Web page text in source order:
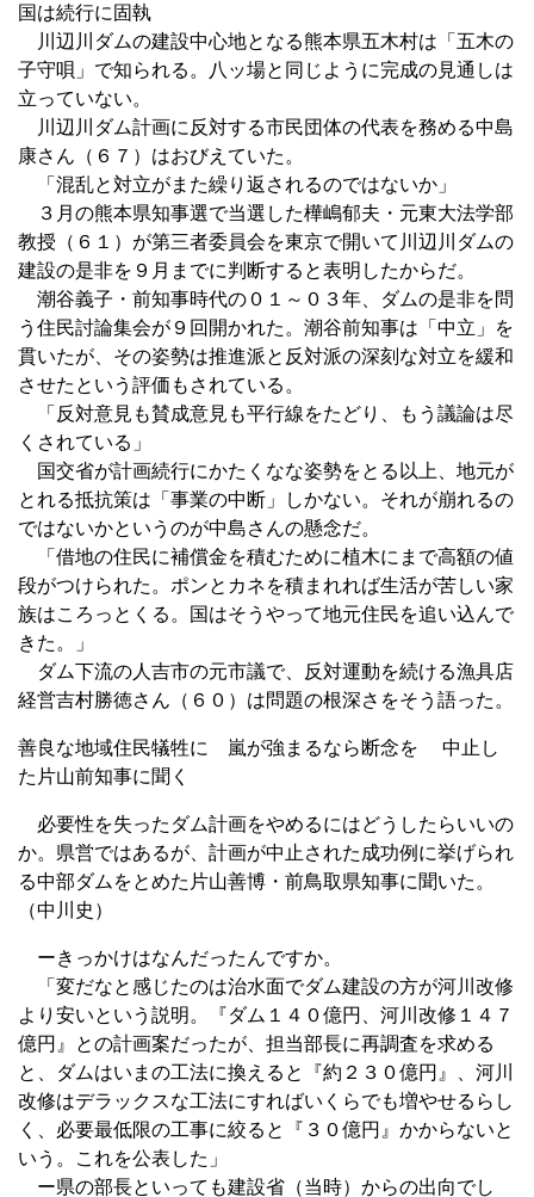
国は続行に固執
川辺川ダムの建設中心地となる熊本県五木村は「五木の
子守唄」で知られる。八ッ場と同じように完成の見通しは
立っていない。
川辺川ダム計画に反対する市民団体の代表を務める中島
康さん（６７）はおびえていた。
「混乱と対立がまた繰り返されるのではないか」
３月の熊本県知事選で当選した樺嶋郁夫・元東大法学部
教授（６１）が第三者委員会を東京で開いて川辺川ダムの
建設の是非を９月までに判断すると表明したからだ。
潮谷義子・前知事時代の０１～０３年、ダムの是非を問
う住民討論集会が９回開かれた。潮谷前知事は「中立」を
貫いたが、その姿勢は推進派と反対派の深刻な対立を緩和
させたという評価もされている。
「反対意見も賛成意見も平行線をたどり、もう議論は尽
くされている」
国交省が計画続行にかたくなな姿勢をとる以上、地元が
とれる抵抗策は「事業の中断」しかない。それが崩れるの
ではないかというのが中島さんの懸念だ。
「借地の住民に補償金を積むために植木にまで高額の値
段がつけられた。ポンとカネを積まれれば生活が苦しい家
族はころっとくる。国はそうやって地元住民を追い込んで
きた。」
ダム下流の人吉市の元市議で、反対運動を続ける漁具店
経営吉村勝徳さん（６０）は問題の根深さをそう語った。
善良な地域住民犠牲に 嵐が強まるなら断念を 中止し
た片山前知事に聞く
必要性を失ったダム計画をやめるにはどうしたらいいの
か。県営ではあるが、計画が中止された成功例に挙げられ
る中部ダムをとめた片山善博・前鳥取県知事に聞いた。
（中川史）
ーきっかけはなんだったんですか。
「変だなと感じたのは治水面でダム建設の方が河川改修
より安いという説明。『ダム１４０億円、河川改修１４７
億円』との計画案だったが、担当部長に再調査を求める
と、ダムはいまの工法に換えると『約２３０億円』、河川
改修はデラックスな工法にすればいくらでも増やせるらし
く、必要最低限の工事に絞ると『３０億円』かからないと
いう。これを公表した」
ー県の部長といっても建設省（当時）からの出向でし